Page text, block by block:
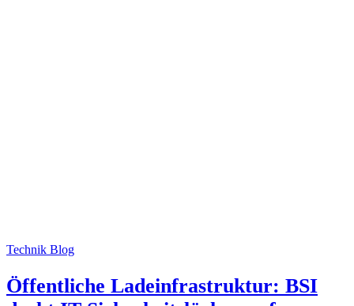
Technik Blog
Öffentliche Ladeinfrastruktur: BSI